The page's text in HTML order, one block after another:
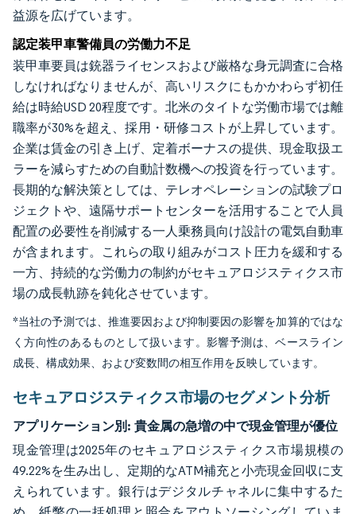
益源を広げています。
認定装甲車警備員の労働力不足
装甲車要員は銃器ライセンスおよび厳格な身元調査に合格
しなければなりませんが、高いリスクにもかかわらず初任
給は時給USD 20程度です。北米のタイトな労働市場では離
職率が30%を超え、採用・研修コストが上昇しています。
企業は賃金の引き上げ、定着ボーナスの提供、現金取扱エ
ラーを減らすための自動計数機への投資を行っています。
長期的な解決策としては、テレオペレーションの試験プロ
ジェクトや、遠隔サポートセンターを活用することで人員
配置の必要性を削減する一人乗務員向け設計の電気自動車
が含まれます。これらの取り組みがコスト圧力を緩和する
一方、持続的な労働力の制約がセキュアロジスティクス市
場の成長軌跡を鈍化させています。
*当社の予測では、推進要因および抑制要因の影響を加算的ではな
く方向性のあるものとして扱います。影響予測は、ベースライン
成長、構成効果、および変数間の相互作用を反映しています。
セキュアロジスティクス市場のセグメント分析
アプリケーション別: 貴金属の急増の中で現金管理が優位
現金管理は2025年のセキュアロジスティクス市場規模の
49.22%を生み出し、定期的なATM補充と小売現金回収に支
えられています。銀行はデジタルチャネルに集中するた